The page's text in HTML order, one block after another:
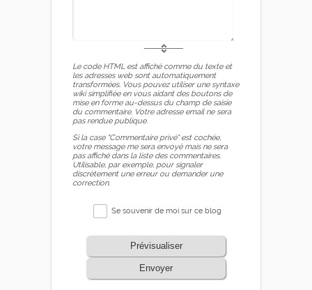
Le code HTML est affiché comme du texte et
les adresses web sont automatiquement
transformées. Vous pouvez utiliser une syntaxe
wiki simplifiée en vous aidant des boutons de
mise en forme au-dessus du champ de saisie
du commentaire. Votre adresse email ne sera
pas rendue publique.
Si la case "Commentaire privé" est cochée,
votre message me sera envoyé mais ne sera
pas affiché dans la liste des commentaires.
Utilisable, par exemple, pour signaler
discrètement une erreur ou demander une
correction.
Se souvenir de moi sur ce blog
Prévisualiser
Envoyer